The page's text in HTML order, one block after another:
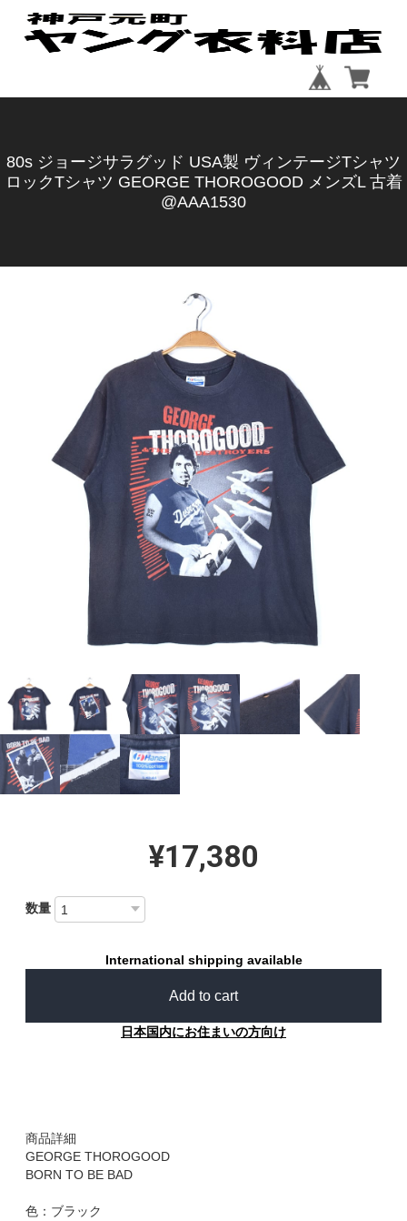
80s ジョージサラグッド USA製 ヴィンテージTシャツ
ロックTシャツ GEORGE THOROGOOD メンズL 古着
@AAA1530
¥17,380
数量
International shipping available
Add to cart
日本国内にお住まいの方向け
商品詳細
GEORGE THOROGOOD
BORN TO BE BAD
色：ブラック